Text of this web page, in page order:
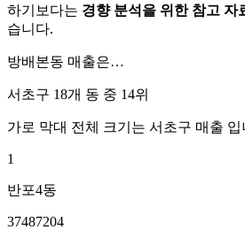
하기보다는 경향 분석을 위한 참고 자
습니다.
방배본동 매출은…
서초구 18개 동 중 14위
가로 막대 전체 크기는 서초구 매출 입
1
반포4동
37487204